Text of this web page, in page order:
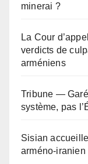
minerai ?
La Cour
verdicts de
arméniens
Tribune —
système, pas
Sisian
arméno-